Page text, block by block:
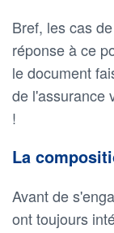
Bref, les cas
réponse à ce
le document
de l'assurance
!
La
Avant de
ont toujours